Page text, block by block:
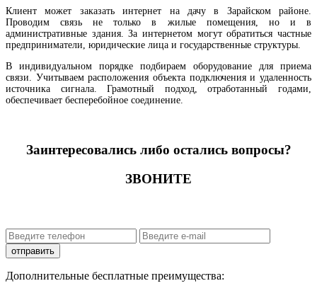
Клиент может заказать интернет на дачу в Зарайском районе.
Проводим связь не только в жилые помещения, но и в
административные здания. За интернетом могут обратиться частные
предприниматели, юридические лица и государственные структуры.
В индивидуальном порядке подбираем оборудование для приема
связи. Учитываем расположения объекта подключения и удаленность
источника сигнала. Грамотный подход, отработанный годами,
обеспечивает бесперебойное соединение.
Заинтересовались либо остались вопросы?
ЗВОНИТЕ
отправить
Дополнительные бесплатные преимущества: